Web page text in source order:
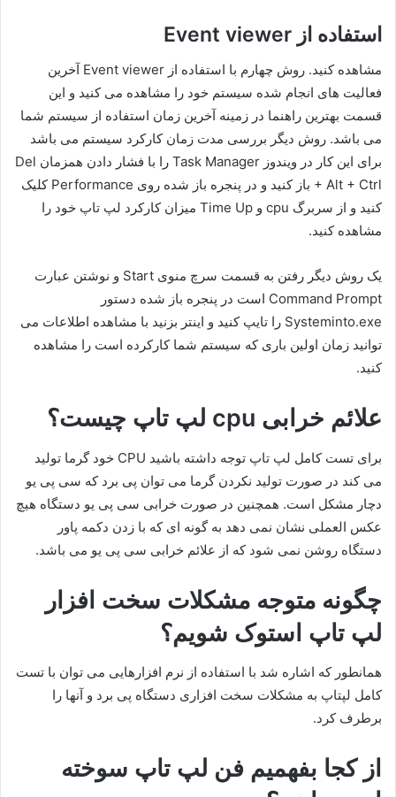
استفاده از Event viewer
مشاهده کنید. روش چهارم با استفاده از Event viewer آخرین
فعالیت های انجام شده سیستم خود را مشاهده می کنید و این
قسمت بهترین راهنما در زمینه آخرین زمان استفاده از سیستم شما
می باشد. روش دیگر بررسی مدت زمان کارکرد سیستم می باشد
برای این کار در ویندوز Task Manager را با فشار دادن همزمان Del
+ Alt + Ctrl باز کنید و در پنجره باز شده روی Performance کلیک
کنید و از سربرگ cpu و Time Up میزان کارکرد لپ تاپ خود را
مشاهده کنید.
یک روش دیگر رفتن به قسمت سرچ منوی Start و نوشتن عبارت
Command Prompt است در پنجره باز شده دستور
Systeminto.exe را تایپ کنید و اینتر بزنید با مشاهده اطلاعات می
توانید زمان اولین باری که سیستم شما کارکرده است را مشاهده
کنید.
علائم خرابی cpu لپ تاپ چیست؟
برای تست کامل لپ تاپ توجه داشته باشید CPU خود گرما تولید
می کند در صورت تولید نکردن گرما می توان پی برد که سی پی یو
دچار مشکل است. همچنین در صورت خرابی سی پی یو دستگاه هیچ
عکس العملی نشان نمی دهد به گونه ای که با زدن دکمه پاور
دستگاه روشن نمی شود که از علائم خرابی سی پی یو می باشد.
چگونه متوجه مشکلات سخت افزار
لپ تاپ استوک شویم؟
همانطور که اشاره شد با استفاده از نرم افزارهایی می توان با تست
کامل لپتاپ به مشکلات سخت افزاری دستگاه پی برد و آنها را
برطرف کرد.
از کجا بفهمیم فن لپ تاپ سوخته